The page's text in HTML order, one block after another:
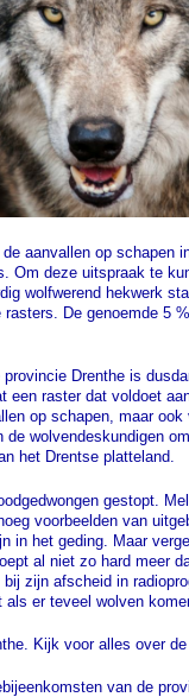
aanvallen op schapen
Om deze uitspraak te
wolfwerend hekwerk
De genoemde 5
Drenthe is
een raster dat voldoet
op schapen, maar
de wolvendeskundigen
het Drentse platteland.
gestopt.
voorbeelden van
in het geding. Maar
al niet zo hard meer
zijn afscheid in
er teveel wolven
Kijk voor alles over de
van de